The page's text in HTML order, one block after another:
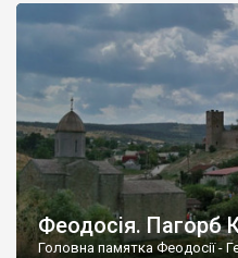
Феодосія. Пагорб
Головна памятка Феодосії -